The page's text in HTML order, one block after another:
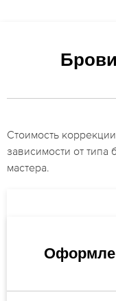
Стоимость
зависимости от
мастера.